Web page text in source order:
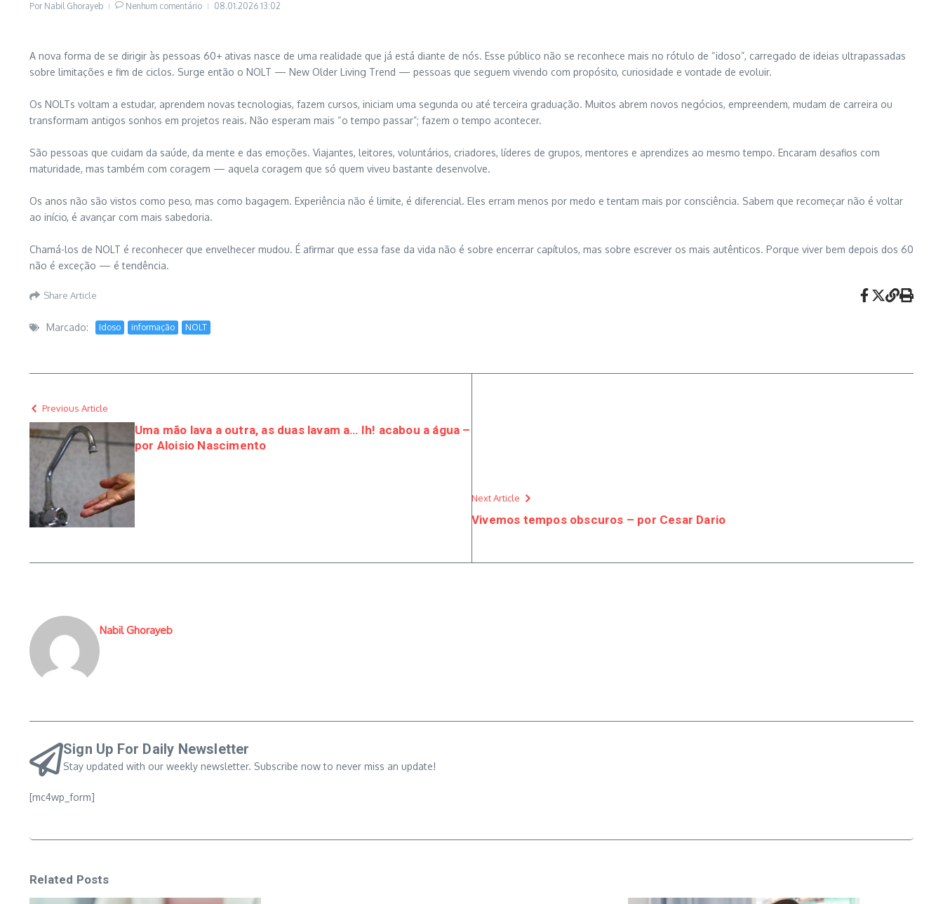
Por Nabil Ghorayeb Nenhum comentário 08.01.2026 13:02
A nova forma de se dirigir às pessoas 60+ ativas nasce de uma realidade que já está diante de nós. Esse público não se reconhece mais no rótulo de “idoso”, carregado de ideias ultrapassadas
sobre limitações e fim de ciclos. Surge então o NOLT — New Older Living Trend — pessoas que seguem vivendo com propósito, curiosidade e vontade de evoluir.
Os NOLTs voltam a estudar, aprendem novas tecnologias, fazem cursos, iniciam uma segunda ou até terceira graduação. Muitos abrem novos negócios, empreendem, mudam de carreira ou
transformam antigos sonhos em projetos reais. Não esperam mais “o tempo passar”; fazem o tempo acontecer.
São pessoas que cuidam da saúde, da mente e das emoções. Viajantes, leitores, voluntários, criadores, líderes de grupos, mentores e aprendizes ao mesmo tempo. Encaram desafios com
maturidade, mas também com coragem — aquela coragem que só quem viveu bastante desenvolve.
Os anos não são vistos como peso, mas como bagagem. Experiência não é limite, é diferencial. Eles erram menos por medo e tentam mais por consciência. Sabem que recomeçar não é voltar
ao início, é avançar com mais sabedoria.
Chamá-los de NOLT é reconhecer que envelhecer mudou. É afirmar que essa fase da vida não é sobre encerrar capítulos, mas sobre escrever os mais autênticos. Porque viver bem depois dos 60
não é exceção — é tendência.
Share Article
Marcado: Idoso informação NOLT
Previous Article
Uma mão lava a outra, as duas lavam a… Ih! acabou a água –
por Aloisio Nascimento
Next Article
Vivemos tempos obscuros – por Cesar Dario
Nabil Ghorayeb
Sign Up For Daily Newsletter
Stay updated with our weekly newsletter. Subscribe now to never miss an update!
[mc4wp_form]
Related Posts